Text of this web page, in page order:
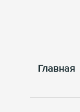
Главная